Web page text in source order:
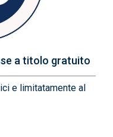
a titolo gratuito
e limitatamente al